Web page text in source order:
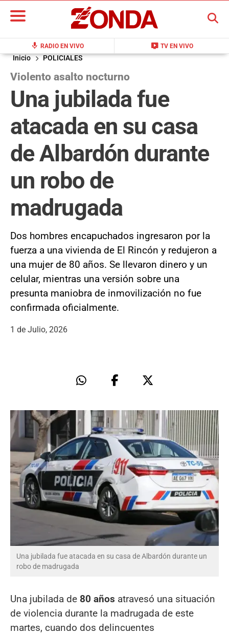
mic RADIO EN VIVO live_tv TV EN VIVO
BUSCAR
Inicio POLICIALES
Violento asalto nocturno
Una jubilada fue
atacada en su casa
de Albardón durante
un robo de
madrugada
Dos hombres encapuchados ingresaron por la
fuerza a una vivienda de El Rincón y redujeron a
una mujer de 80 años. Se llevaron dinero y un
celular, mientras una versión sobre una
presunta maniobra de inmovilización no fue
confirmada oficialmente.
1 de Julio, 2026
Una jubilada fue atacada en su casa de Albardón durante un
robo de madrugada
Una jubilada de 80 años atravesó una situación
de violencia durante la madrugada de este
martes, cuando dos delincuentes